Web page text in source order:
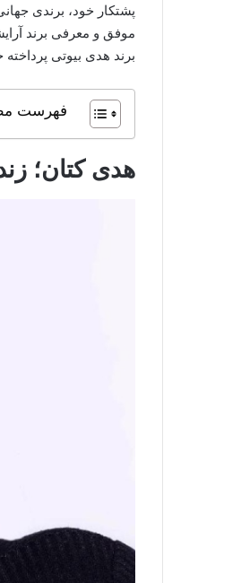
پشتکار خود، برندی
موفق و معرفی برند
برند هدی بیوتی
فهرست
هدی کتان؛